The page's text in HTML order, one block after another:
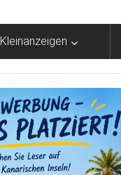
Kleinanzeigen